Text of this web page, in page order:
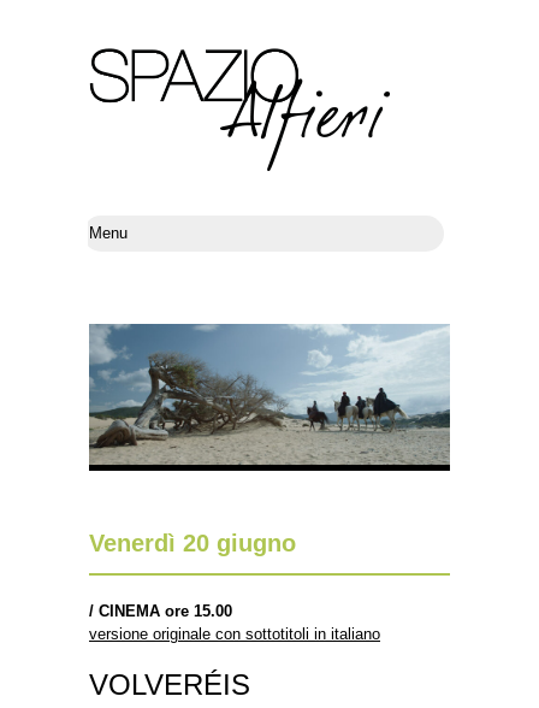
Venerdì 20 giugno
/ CINEMA ore 15.00
versione originale con sottotitoli in italiano
VOLVERÉIS